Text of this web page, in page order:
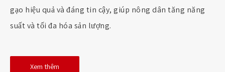
gạo hiệu quả và đáng tin cậy, giúp nông dân tăng năng
suất và tối đa hóa sản lượng.
Xem thêm